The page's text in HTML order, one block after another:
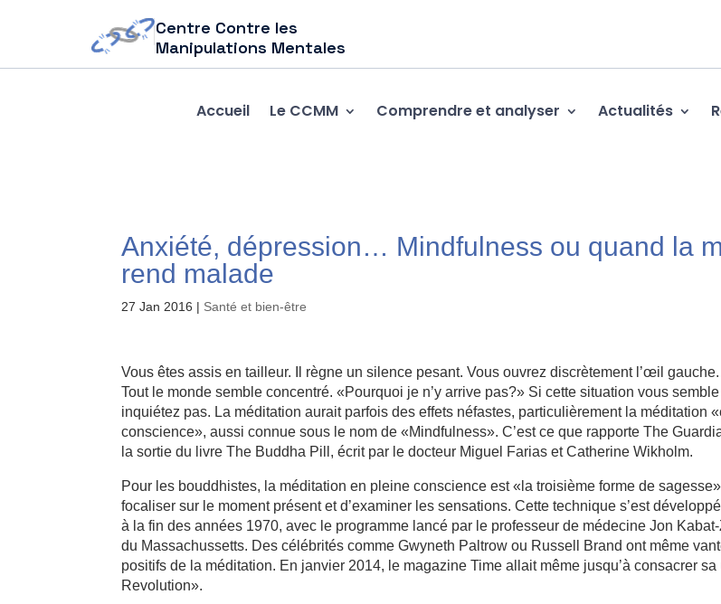
Centre Contre les
Manipulations Mentales
Accueil Le CCMM Comprendre et analyser Actualités
Anxiété, dépression… Mindfulness ou quand la
rend malade
27 Jan 2016 | Santé et bien-être
Vous êtes assis en tailleur. Il règne un silence pesant. Vous ouvrez discrètement l’œil
Tout le monde semble concentré. «Pourquoi je n’y arrive pas?» Si cette situation vous
inquiétez pas. La méditation aurait parfois des effets néfastes, particulièrement la méditation
conscience», aussi connue sous le nom de «Mindfulness». C’est ce que rapporte The
la sortie du livre The Buddha Pill, écrit par le docteur Miguel Farias et Catherine Wikholm.
Pour les bouddhistes, la méditation en pleine conscience est «la troisième forme de
focaliser sur le moment présent et d’examiner les sensations. Cette technique s’est
à la fin des années 1970, avec le programme lancé par le professeur de médecine Jon
du Massachussetts. Des célébrités comme Gwyneth Paltrow ou Russell Brand ont même
positifs de la méditation. En janvier 2014, le magazine Time allait même jusqu’à consacrer sa
Revolution».